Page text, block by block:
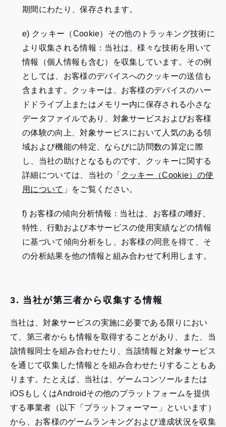
期間にわたり、保存されます。
e) クッキー（Cookie）その他のトラッキング技術に
より収集される情報：当社は、様々な技術を用いて
情報（個人情報も含む）を収集しています。その例
としては、お客様のデバイスへのクッキーの送信も
含まれます。クッキーは、お客様のデバイスのハー
ドドライブ上またはメモリー内に保存される小さな
データファイルであり、対象サービスおよびお客様
の体験の向上、対象サービスにおいて人気のある領
域および機能の特定、ならびに訪問数の算定に際
し、当社の助けとなるものです。クッキーに関する
詳細については、当社の「 クッキー（Cookie）の使
用について 」をご覧ください。
f) お客様の傾向分析情報：当社は、お客様の嗜好、
特性、行動および本サービスの使用実績などの情報
に基づいて傾向分析をし、お客様の同意を得て、そ
の分析結果を他の情報と組み合わせて利用します。
3. 当社が第三者から収集する情報
当社は、対象サービスの実施に必要である限りにおい
て、第三者からも情報を取得することがあり、また、当
該情報同士を組み合わせたり、当該情報と対象サービス
を通じて収集した情報とを組み合わせたりすることもあ
ります。たとえば、当社は、ゲームコンソールまたは
iOSもしくはAndroidその他のプラットフォームを提供
する事業者（以下「プラットフォーマー」といいます）
から、お客様のゲームランキングおよび達成状況を収集